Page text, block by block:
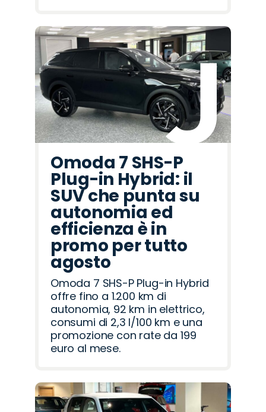
Omoda 7 SHS-P
Plug-in Hybrid: il
SUV che punta su
autonomia ed
efficienza è in
promo per tutto
agosto
Omoda 7 SHS-P Plug-in Hybrid
offre fino a 1.200 km di
autonomia, 92 km in elettrico,
consumi di 2,3 l/100 km e una
promozione con rate da 199
euro al mese.